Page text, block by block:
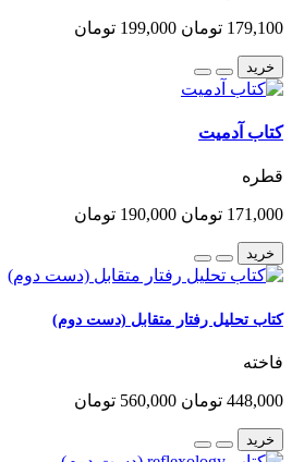
179,100 تومان 199,000 تومان
خرید
کتاب آدمیت
قطره
171,000 تومان 190,000 تومان
خرید
کتاب تحلیل رفتار متقابل (دست دوم)
فاخته
448,000 تومان 560,000 تومان
خرید